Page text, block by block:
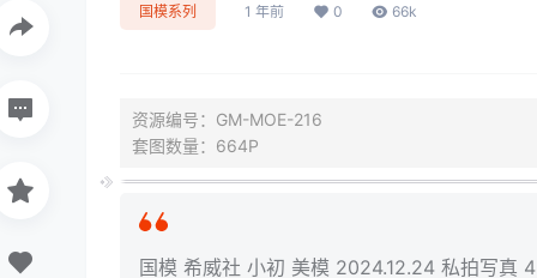
国模系列 1 年前 0 66k
资源编号：GM-MOE-216
套图数量：664P
国模 希威社 小初 美模 2024.12.24 私拍写真